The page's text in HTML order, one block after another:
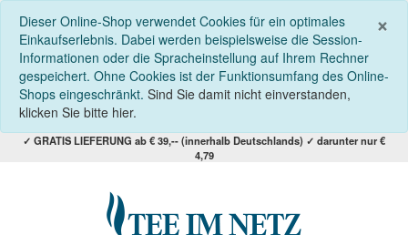
×
Dieser Online-Shop verwendet Cookies für ein optimales
Einkaufserlebnis. Dabei werden beispielsweise die Session-
Informationen oder die Spracheinstellung auf Ihrem Rechner
gespeichert. Ohne Cookies ist der Funktionsumfang des Online-
Shops eingeschränkt. Sind Sie damit nicht einverstanden,
klicken Sie bitte hier.
✓ GRATIS LIEFERUNG ab € 39,-- (innerhalb Deutschlands) ✓ darunter nur €
4,79